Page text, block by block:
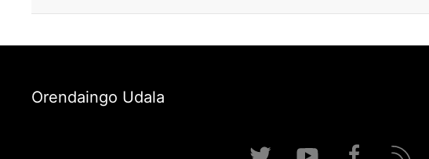
Orendaingo Udala